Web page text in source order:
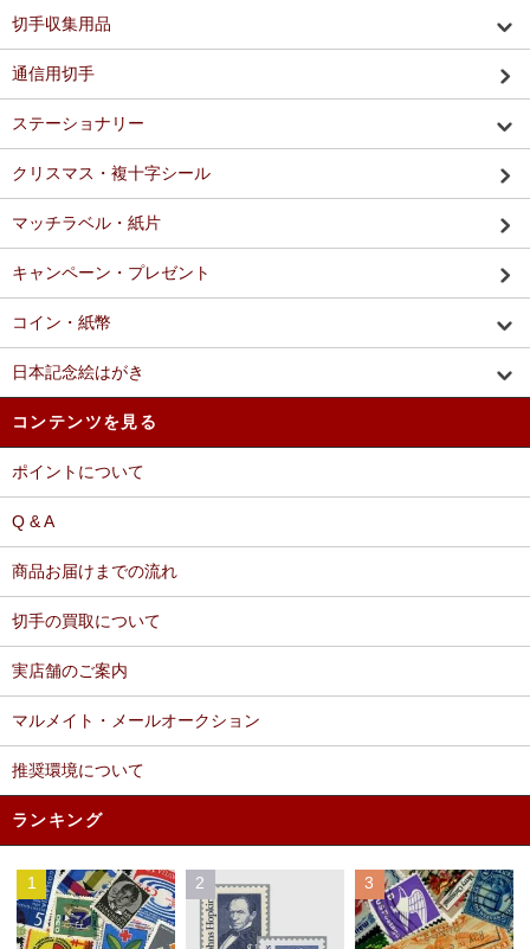
切手収集用品
通信用切手
ステーショナリー
クリスマス・複十字シール
マッチラベル・紙片
キャンペーン・プレゼント
コイン・紙幣
日本記念絵はがき
コンテンツを見る
ポイントについて
Q & A
商品お届けまでの流れ
切手の買取について
実店舗のご案内
マルメイト・メールオークション
推奨環境について
ランキング
1 2 3